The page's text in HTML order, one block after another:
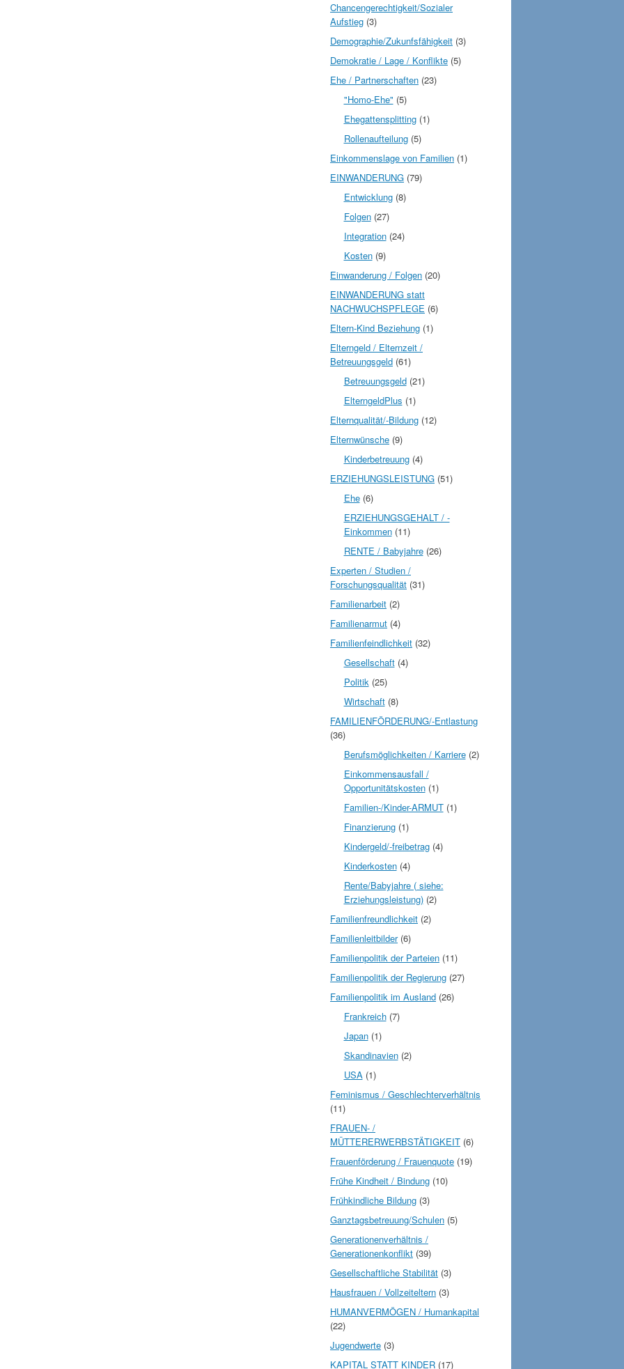
Chancengerechtigkeit/Sozialer
Aufstieg (3)
Demographie/Zukunfsfähigkeit (3)
Demokratie / Lage / Konflikte (5)
Ehe / Partnerschaften (23)
"Homo-Ehe" (5)
Ehegattensplitting(1)
Rollenaufteilung(5)
Einkommenslage von Familien (1)
EINWANDERUNG (79)
Entwicklung(8)
Folgen(27)
Integration(24)
Kosten(9)
Einwanderung / Folgen (20)
EINWANDERUNG statt
NACHWUCHSPFLEGE (6)
Eltern-Kind Beziehung (1)
Elterngeld / Elternzeit /
Betreuungsgeld (61)
Betreuungsgeld(21)
ElterngeldPlus (1)
Elternqualität/-Bildung (12)
Elternwünsche (9)
Kinderbetreuung(4)
ERZIEHUNGSLEISTUNG (51)
Ehe(6)
ERZIEHUNGSGEHALT / -
Einkommen(11)
RENTE / Babyjahre(26)
Experten / Studien /
Forschungsqualität (31)
Familienarbeit (2)
Familienarmut (4)
Familienfeindlichkeit (32)
Gesellschaft(4)
Politik(25)
Wirtschaft(8)
FAMILIENFÖRDERUNG/-Entlastung
(36)
Berufsmöglichkeiten / Karriere(2)
Einkommensausfall /
Opportunitätskosten(1)
Familien-/Kinder-ARMUT(1)
Finanzierung(1)
Kindergeld/-freibetrag(4)
Kinderkosten(4)
Rente/Babyjahre ( siehe:
Erziehungsleistung)(2)
Familienfreundlichkeit (2)
Familienleitbilder(6)
Familienpolitik der Parteien (11)
Familienpolitik der Regierung (27)
Familienpolitik im Ausland (26)
Frankreich(7)
Japan(1)
Skandinavien(2)
USA(1)
Feminismus / Geschlechterverhältnis
(11)
FRAUEN- /
MÜTTERERWERBSTÄTIGKEIT (6)
Frauenförderung / Frauenquote (19)
Frühe Kindheit / Bindung (10)
Frühkindliche Bildung (3)
Ganztagsbetreuung/Schulen (5)
Generationenverhältnis /
Generationenkonflikt (39)
Gesellschaftliche Stabilität (3)
Hausfrauen / Vollzeiteltern (3)
HUMANVERMÖGEN / Humankapital
(22)
Jugendwerte (3)
KAPITAL STATT KINDER (17)